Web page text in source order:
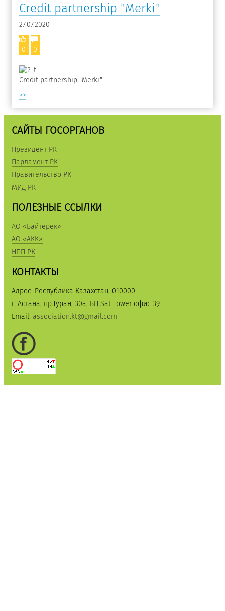
Credit partnership "Merki"
27.07.2020
0 0
Credit partnership "Merki"
>>
САЙТЫ ГОСОРГАНОВ
Президент РК
Парламент РК
Правительство РК
МИД РК
ПОЛЕЗНЫЕ ССЫЛКИ
АО «Байтерек»
АО «АКК»
НПП РК
КОНТАКТЫ
Адрес: Республика Казахстан, 010000
г. Астана, пр.Туран, 30а, БЦ Sat Tower офис 39
Email: association.kt@gmail.com